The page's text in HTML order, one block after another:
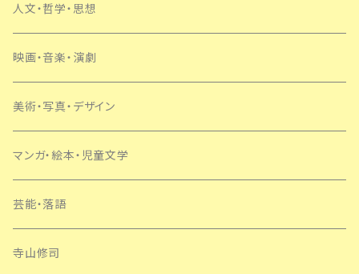
外国
SF・ミステリー
人文・哲学・思想
映画・音楽・演劇
美術・写真・デザイン
マンガ・絵本・児童文学
芸能・落語
寺山修司